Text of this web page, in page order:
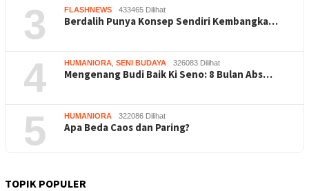
3 FLASHNEWS 433465 Dilihat
Berdalih Punya Konsep Sendiri Kembangka…
4 HUMANIORA SENI BUDAYA 326083 Dilihat
Mengenang Budi Baik Ki Seno: 8 Bulan Abs…
5 HUMANIORA 322086 Dilihat
Apa Beda Caos dan Paring?
TOPIK POPULER